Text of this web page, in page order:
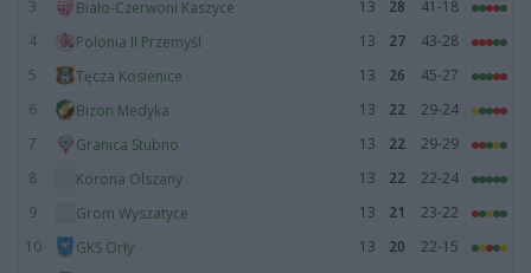
3
Biało-Czerwoni Kaszyce 13 28
41-18
4
Polonia II Przemyśl 13 27
43-28
5
Tęcza Kosienice 13 26
45-27
6
Bizon Medyka 13 22
29-24
7
Granica Stubno 13 22
29-29
8
Korona Olszany 13 22
22-24
9
Grom Wyszatyce 13 21
23-22
10
GKS Orły 13 20
22-15